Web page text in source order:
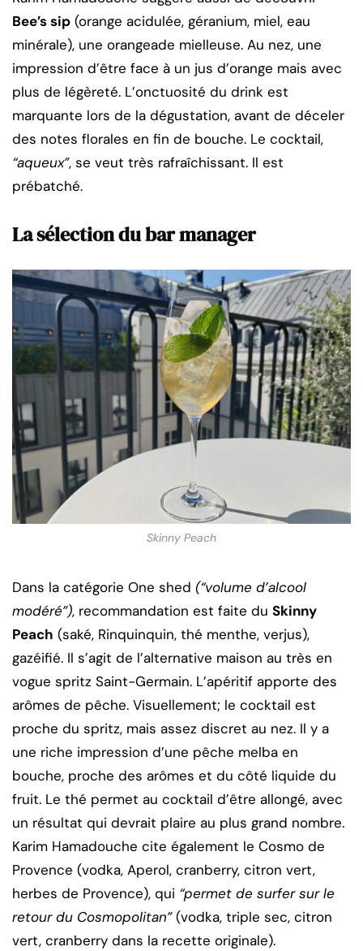
Bee’s sip (orange acidulée, géranium, miel, eau
minérale), une orangeade mielleuse. Au nez, une
impression d’être face à un jus d’orange mais avec
plus de légèreté. L’onctuosité du drink est
marquante lors de la dégustation, avant de déceler
des notes florales en fin de bouche. Le cocktail,
“aqueux”, se veut très rafraîchissant. Il est
prébatché.
La sélection du bar manager
Skinny Peach
Dans la catégorie One shed (“volume d’alcool
modéré”), recommandation est faite du Skinny
Peach (saké, Rinquinquin, thé menthe, verjus),
gazéifié. Il s’agit de l’alternative maison au très en
vogue spritz Saint-Germain. L’apéritif apporte des
arômes de pêche. Visuellement; le cocktail est
proche du spritz, mais assez discret au nez. Il y a
une riche impression d’une pêche melba en
bouche, proche des arômes et du côté liquide du
fruit. Le thé permet au cocktail d’être allongé, avec
un résultat qui devrait plaire au plus grand nombre.
Karim Hamadouche cite également le Cosmo de
Provence (vodka, Aperol, cranberry, citron vert,
herbes de Provence), qui “permet de surfer sur le
retour du Cosmopolitan”(vodka, triple sec, citron
vert, cranberry dans la recette originale).